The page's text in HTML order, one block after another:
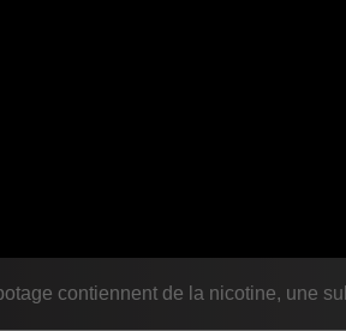
contiennent de la nicotine, une